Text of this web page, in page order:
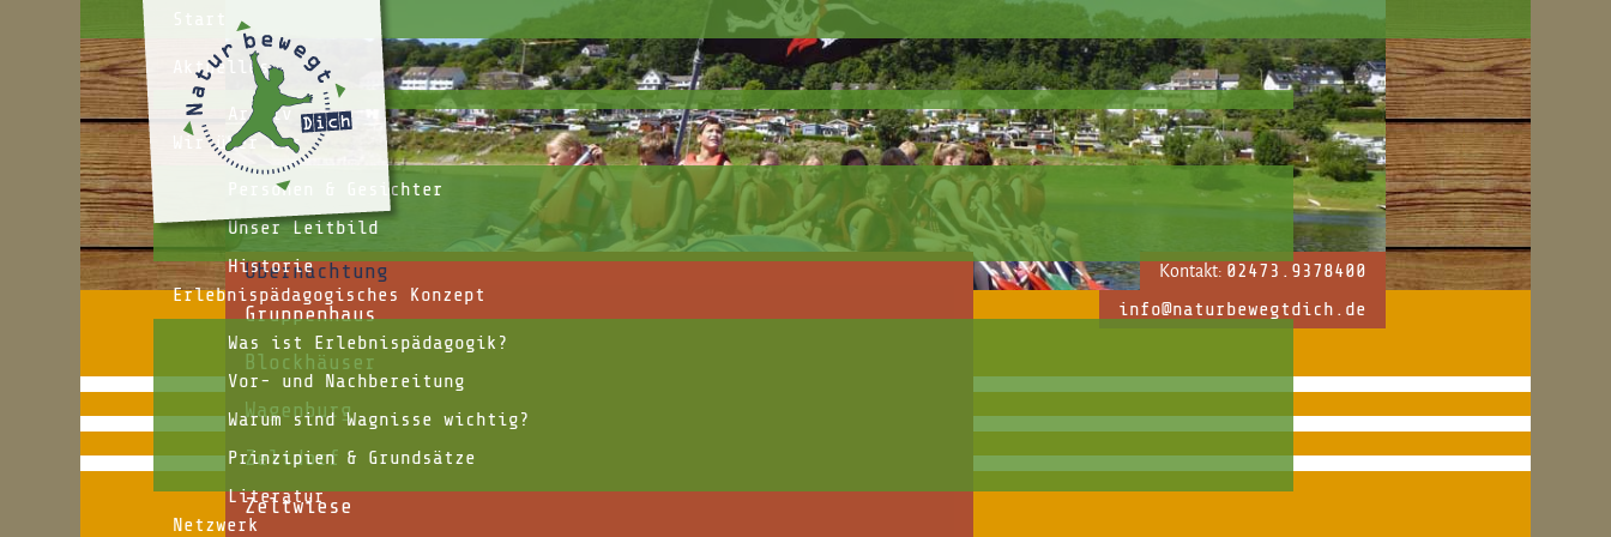
Aktuelles
Archiv
Wir über uns
Personen & Gesichter
Unser Leitbild
Historie
Erlebnispädagogisches Konzept
Was ist Erlebnispädagogik?
Vor- und Nachbereitung
Warum sind Wagnisse wichtig?
Prinzipien & Grundsätze
Literatur
Netzwerk
Übernachtung
Gruppenhaus
Blockhäuser
Wagenburg
Zeltdorf
Zeltwiese
Kontakt: 02473.9378400
info@naturbewegtdich.de